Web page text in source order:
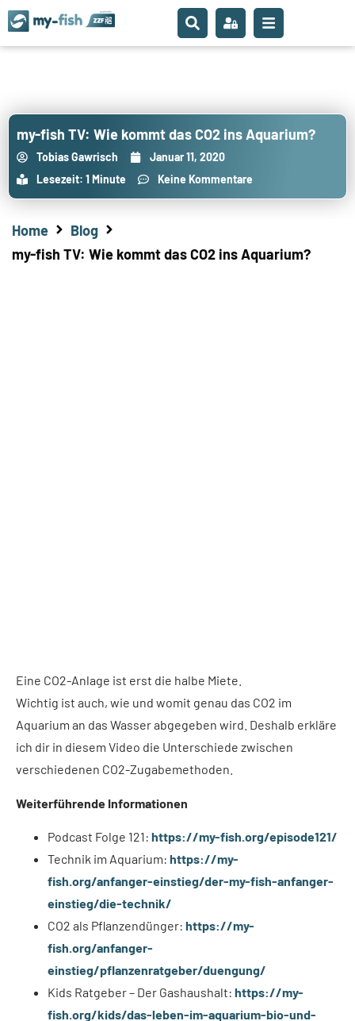
my-fish TV: Wie kommt das CO2 ins Aquarium?
Tobias Gawrisch
Januar 11, 2020
Lesezeit: 1 Minute
Keine Kommentare
Home
Blog
my-fish TV: Wie kommt das CO2 ins Aquarium?
Eine CO2-Anlage ist erst die halbe Miete.
Wichtig ist auch, wie und womit genau das CO2 im
Aquarium an das Wasser abgegeben wird. Deshalb erkläre
ich dir in diesem Video die Unterschiede zwischen
verschiedenen CO2-Zugabemethoden.
Weiterführende Informationen
Podcast Folge 121: https://my-fish.org/episode121/
Technik im Aquarium: https://my-
fish.org/anfanger-einstieg/der-my-fish-anfanger-
einstieg/die-technik/
CO2 als Pflanzendünger: https://my-
fish.org/anfanger-
einstieg/pflanzenratgeber/duengung/
Kids Ratgeber – Der Gashaushalt: https://my-
fish.org/kids/das-leben-im-aquarium-bio-und-